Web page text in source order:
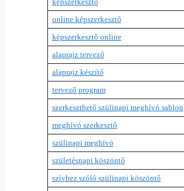
online képszerkesztő
képszerkesztő online
alaprajz tervező
alaprajz készítő
tervező program
szerkeszthető szülinapi meghívó sablon
meghívó szerkesztő
szülinapi meghívó
születésnapi köszöntő
szívhez szóló szülinapi köszöntő